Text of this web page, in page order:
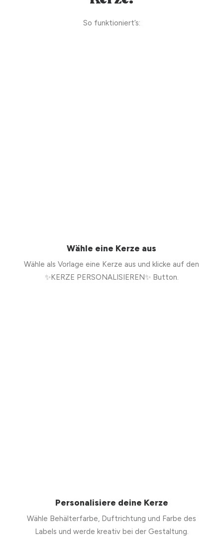
So funktioniert’s:
Wähle eine Kerze aus
Wähle als Vorlage eine Kerze aus und klicke auf den
✨KERZE PERSONALISIEREN✨ Button.
Personalisiere deine Kerze
Wähle Behälterfarbe, Duftrichtung und Farbe des
Labels und werde kreativ bei der Gestaltung.